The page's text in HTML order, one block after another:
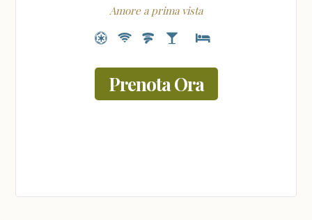
Amore a prima vista
Prenota Ora